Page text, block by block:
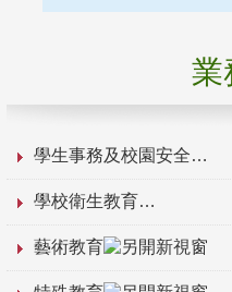
業
學生事務及校園安全
學校衛生教育
藝術教育